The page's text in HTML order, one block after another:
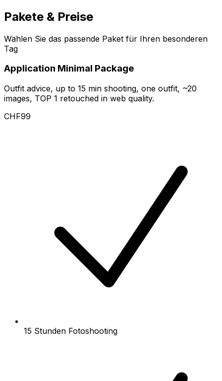
Pakete & Preise
Wählen Sie das passende Paket für Ihren besonderen
Tag
Application Minimal Package
Outfit advice, up to 15 min shooting, one outfit, ~20
images, TOP 1 retouched in web quality.
CHF99
15 Stunden Fotoshooting